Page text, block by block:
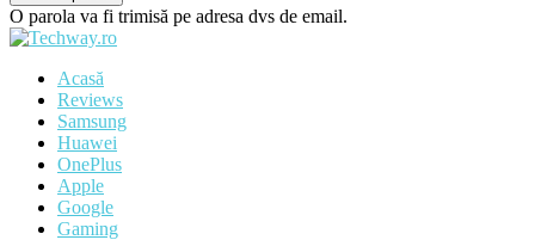
O parola va fi trimisă pe adresa dvs de email.
Acasă
Reviews
Samsung
Huawei
OnePlus
Apple
Google
Gaming